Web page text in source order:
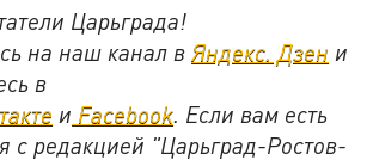
Царьграда!
на наш канал в Яндекс. Дзен и
в
и Facebook . Если вам есть
с редакцией "Царьград-Ростов-